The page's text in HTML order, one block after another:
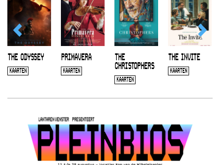
THE ODYSSEY
KAARTEN
PRIMAVERA
KAARTEN
THE
CHRISTOPHERS
KAARTEN
THE INVITE
KAARTEN